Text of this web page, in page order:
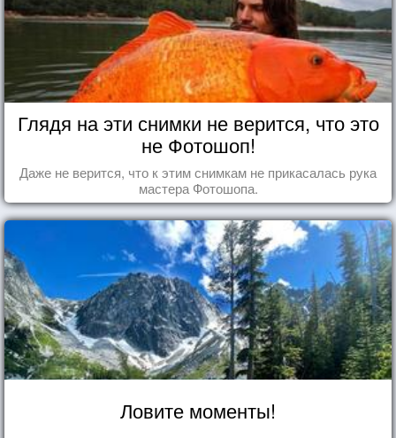
Глядя на эти снимки не верится, что это
не Фотошоп!
Даже не верится, что к этим снимкам не прикасалась рука
мастера Фотошопа.
Ловите моменты!